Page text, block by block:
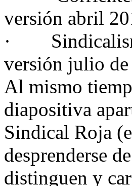
versión abril
·
versión julio
Al mismo
diapositiva
Sindical Roja
desprenderse
distinguen y